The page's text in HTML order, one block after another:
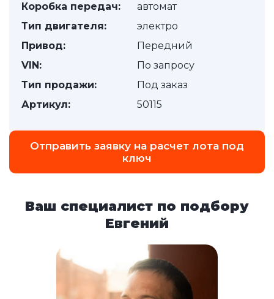
Коробка передач:
автомат
Тип двигателя:
электро
Привод:
Передний
VIN:
По запросу
Тип продажи:
Под заказ
Артикул:
50115
Отправить заявку на расчет лота под
ключ
Ваш специалист по подбору
Евгений